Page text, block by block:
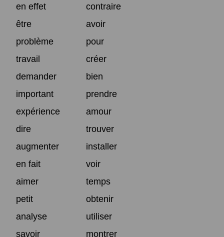
en effet
contraire
être
avoir
problème
pour
travail
créer
demander
bien
important
prendre
expérience
amour
dire
trouver
augmenter
installer
en fait
voir
aimer
temps
petit
obtenir
analyse
utiliser
savoir
montrer